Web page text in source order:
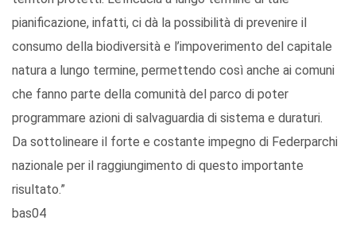
pianificazione, infatti, ci dà la possibilità di prevenire il
consumo della biodiversità e l’impoverimento del capitale
natura a lungo termine, permettendo così anche ai comuni
che fanno parte della comunità del parco di poter
programmare azioni di salvaguardia di sistema e duraturi.
Da sottolineare il forte e costante impegno di Federparchi
nazionale per il raggiungimento di questo importante
risultato.”
bas04